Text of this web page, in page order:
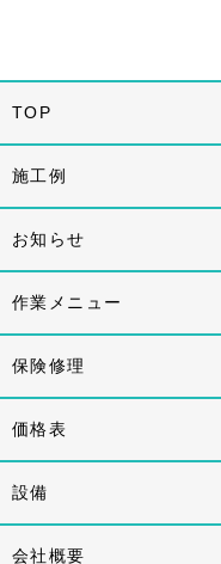
TOP
施工例
お知らせ
作業メニュー
保険修理
価格表
設備
会社概要